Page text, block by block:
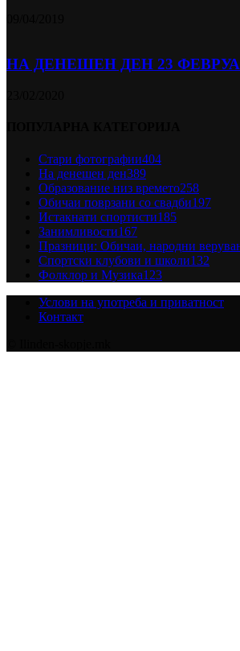
НА ДЕНЕШЕН ДЕН 23
Стари фотографии404
На денешен ден389
Образование низ времето258
Обичаи поврзани со свадби197
Истакнати спортисти185
Занимливости167
Празници: Обичаи, народни
Спортски клубови и школи132
Фолклор и Музика123
Услови на употреба и приватност
Контакт